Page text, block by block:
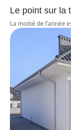
Le point sur la
La moitié de l’année